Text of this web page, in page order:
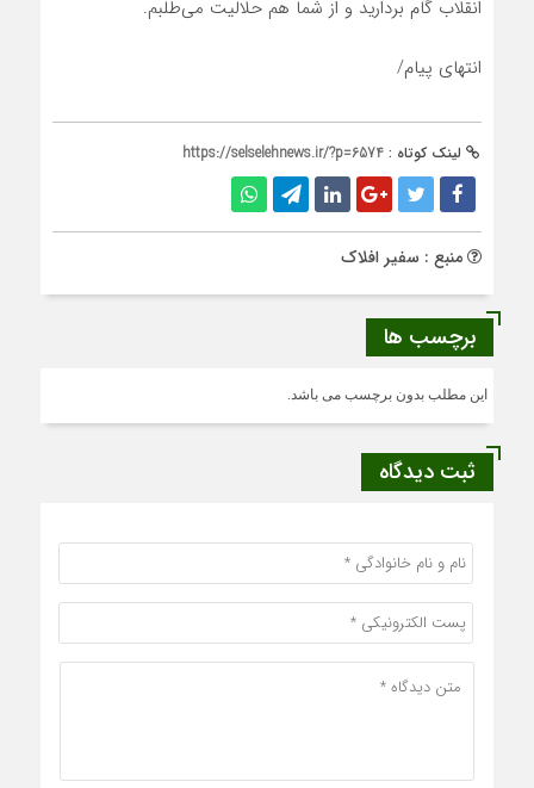
انقلاب گام بردارید و از شما هم حلالیت می‌طلبم.
انتهای پیام/
لینک کوتاه : https://selselehnews.ir/?p=6574
منبع : سفیر افلاک
برچسب ها
این مطلب بدون برچسب می باشد.
ثبت دیدگاه